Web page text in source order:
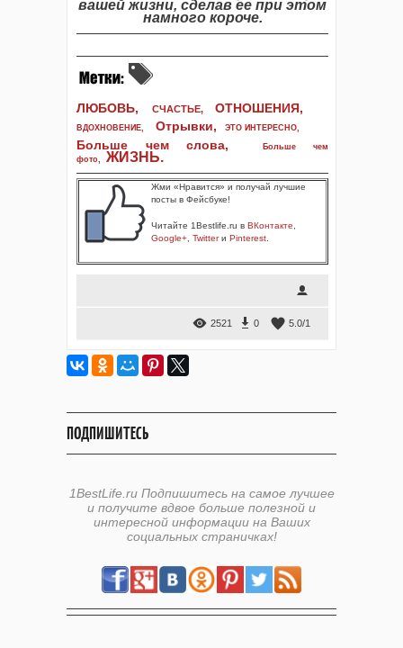
вашей жизни, сделав ее при этом
намного короче.
ЛЮБОВЬ, СЧАСТЬЕ, ОТНОШЕНИЯ,
ВДОХНОВЕНИЕ, Отрывки, ЭТО ИНТЕРЕСНО,
Больше чем слова,
Больше чем
фото, ЖИЗНЬ.
Жми «Нравится» и получай лучшие
посты в Фейсбуке!
Читайте 1Bestlife.ru в ВКонтакте
Google+ Twitterи Pinterest
2521 0 5.0/1
ПОДПИШИТЕСЬ
1BestLife.ru Подпишитесь на самое лучшее
и получите вдвое больше полезной и
интересной информации на Ваших
социальных страничках!